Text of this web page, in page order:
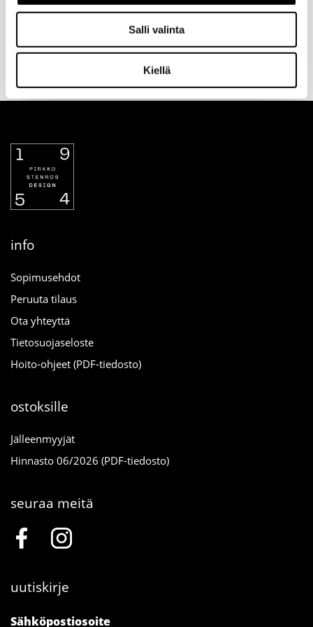
Salli valinta
Kiellä
Valitse toimitustapa
30 päivän
verkosta
Turvallinen
info
Sopimusehdot
Peruuta tilaus
Ota yhteyttä
Tietosuojaseloste
Hoito-ohjeet (PDF-tiedosto)
ostoksille
Jälleenmyyjät
Hinnasto 06/2026 (PDF-tiedosto)
seuraa meitä
uutiskirje
Sähköpostiosoite